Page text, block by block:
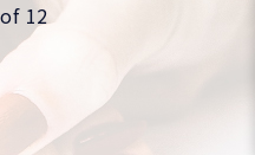
12